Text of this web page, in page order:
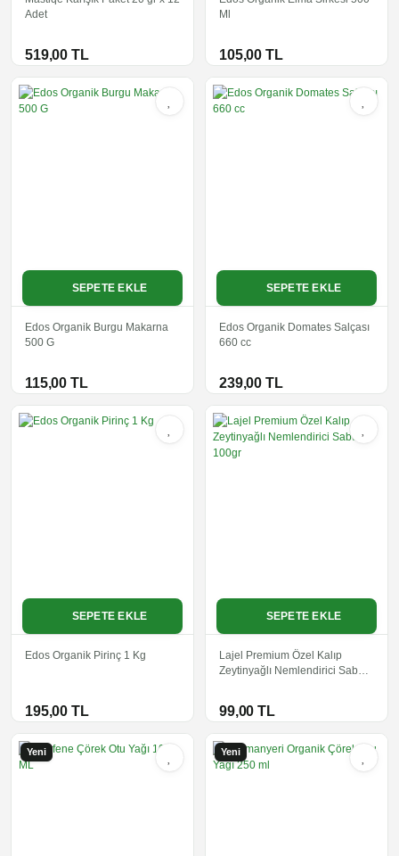
Adet
519,00 TL
Ml
105,00 TL
SEPETE EKLE
Edos Organik Burgu Makarna
500 G
115,00 TL
SEPETE EKLE
Edos Organik Domates Salçası
660 cc
239,00 TL
SEPETE EKLE
Edos Organik Pirinç 1 Kg
195,00 TL
SEPETE EKLE
Lajel Premium Özel Kalıp
Zeytinyağlı Nemlendirici Sabun
99,00 TL
Yeni Yeni